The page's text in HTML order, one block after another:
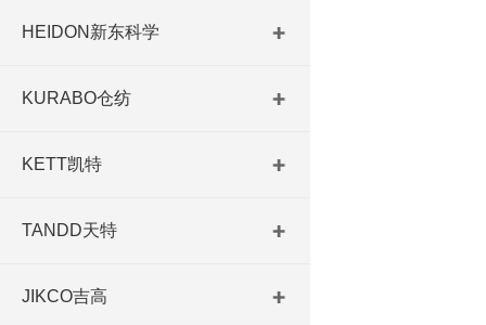
HEIDON新东科学
KURABO仓纺
KETT凯特
TANDD天特
JIKCO吉高